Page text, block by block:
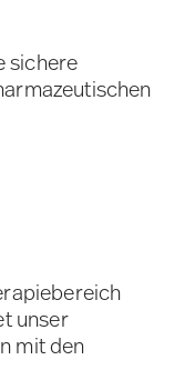
sichere
unser
mit den